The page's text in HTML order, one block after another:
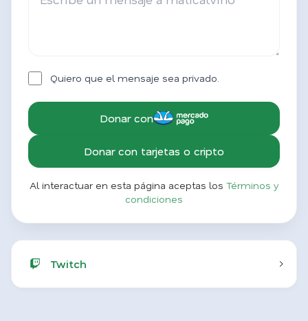
Quiero que el mensaje sea privado.
Donar con
Donar con tarjetas o cripto
Al interactuar en esta página aceptas los Términos y
condiciones
Twitch